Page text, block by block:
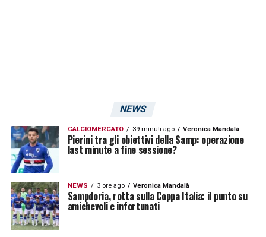
NEWS
CALCIOMERCATO 39 minuti ago Veronica Mandalà
Pierini tra gli obiettivi della Samp: operazione
last minute a fine sessione?
NEWS 3 ore ago Veronica Mandalà
Sampdoria, rotta sulla Coppa Italia: il punto su
amichevoli e infortunati